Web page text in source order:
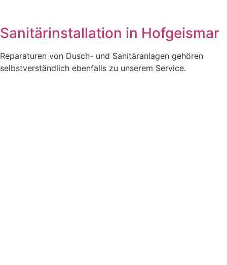
Sanitärinstallation in Hofgeismar
Reparaturen von Dusch- und Sanitäranlagen gehören
selbstverständlich ebenfalls zu unserem Service.